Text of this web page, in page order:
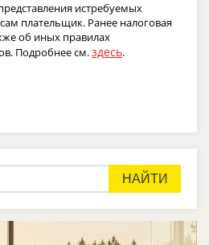
истребуемых
плательщик. Ранее налоговая
об иных правилах
Подробнее см.здесь.
НАЙТИ